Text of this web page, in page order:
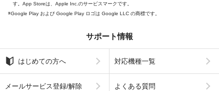
す。App Storeは、Apple Inc.のサービスマークです。
Google Play および Google Play ロゴは Google LLC の商標です。
サポート情報
はじめての方へ 対応機種一覧
メールサービス登録/解除 よくある質問